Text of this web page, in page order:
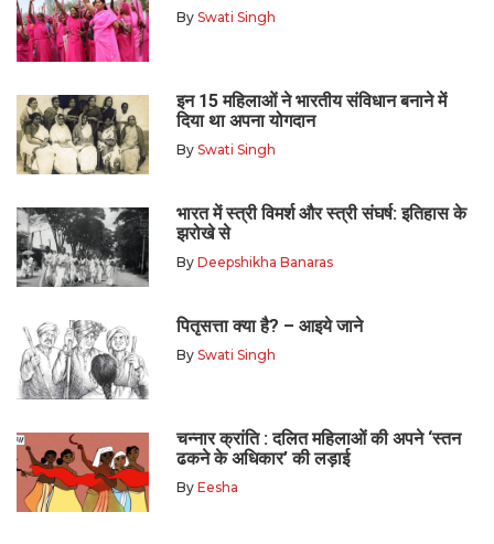
By Swati Singh
इन 15 महिलाओं ने भारतीय संविधान बनाने में
दिया था अपना योगदान
By Swati Singh
भारत में स्त्री विमर्श और स्त्री संघर्ष: इतिहास के
झरोखे से
By Deepshikha Banaras
पितृसत्ता क्या है? – आइये जाने
By Swati Singh
चन्नार क्रांति : दलित महिलाओं की अपने ‘स्तन
ढकने के अधिकार’ की लड़ाई
By Eesha